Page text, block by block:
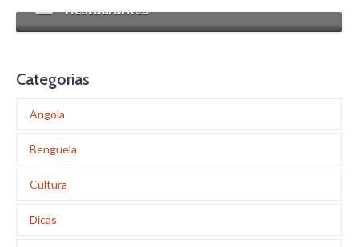
Restaurantes
Categorias
Angola
Benguela
Cultura
Dicas